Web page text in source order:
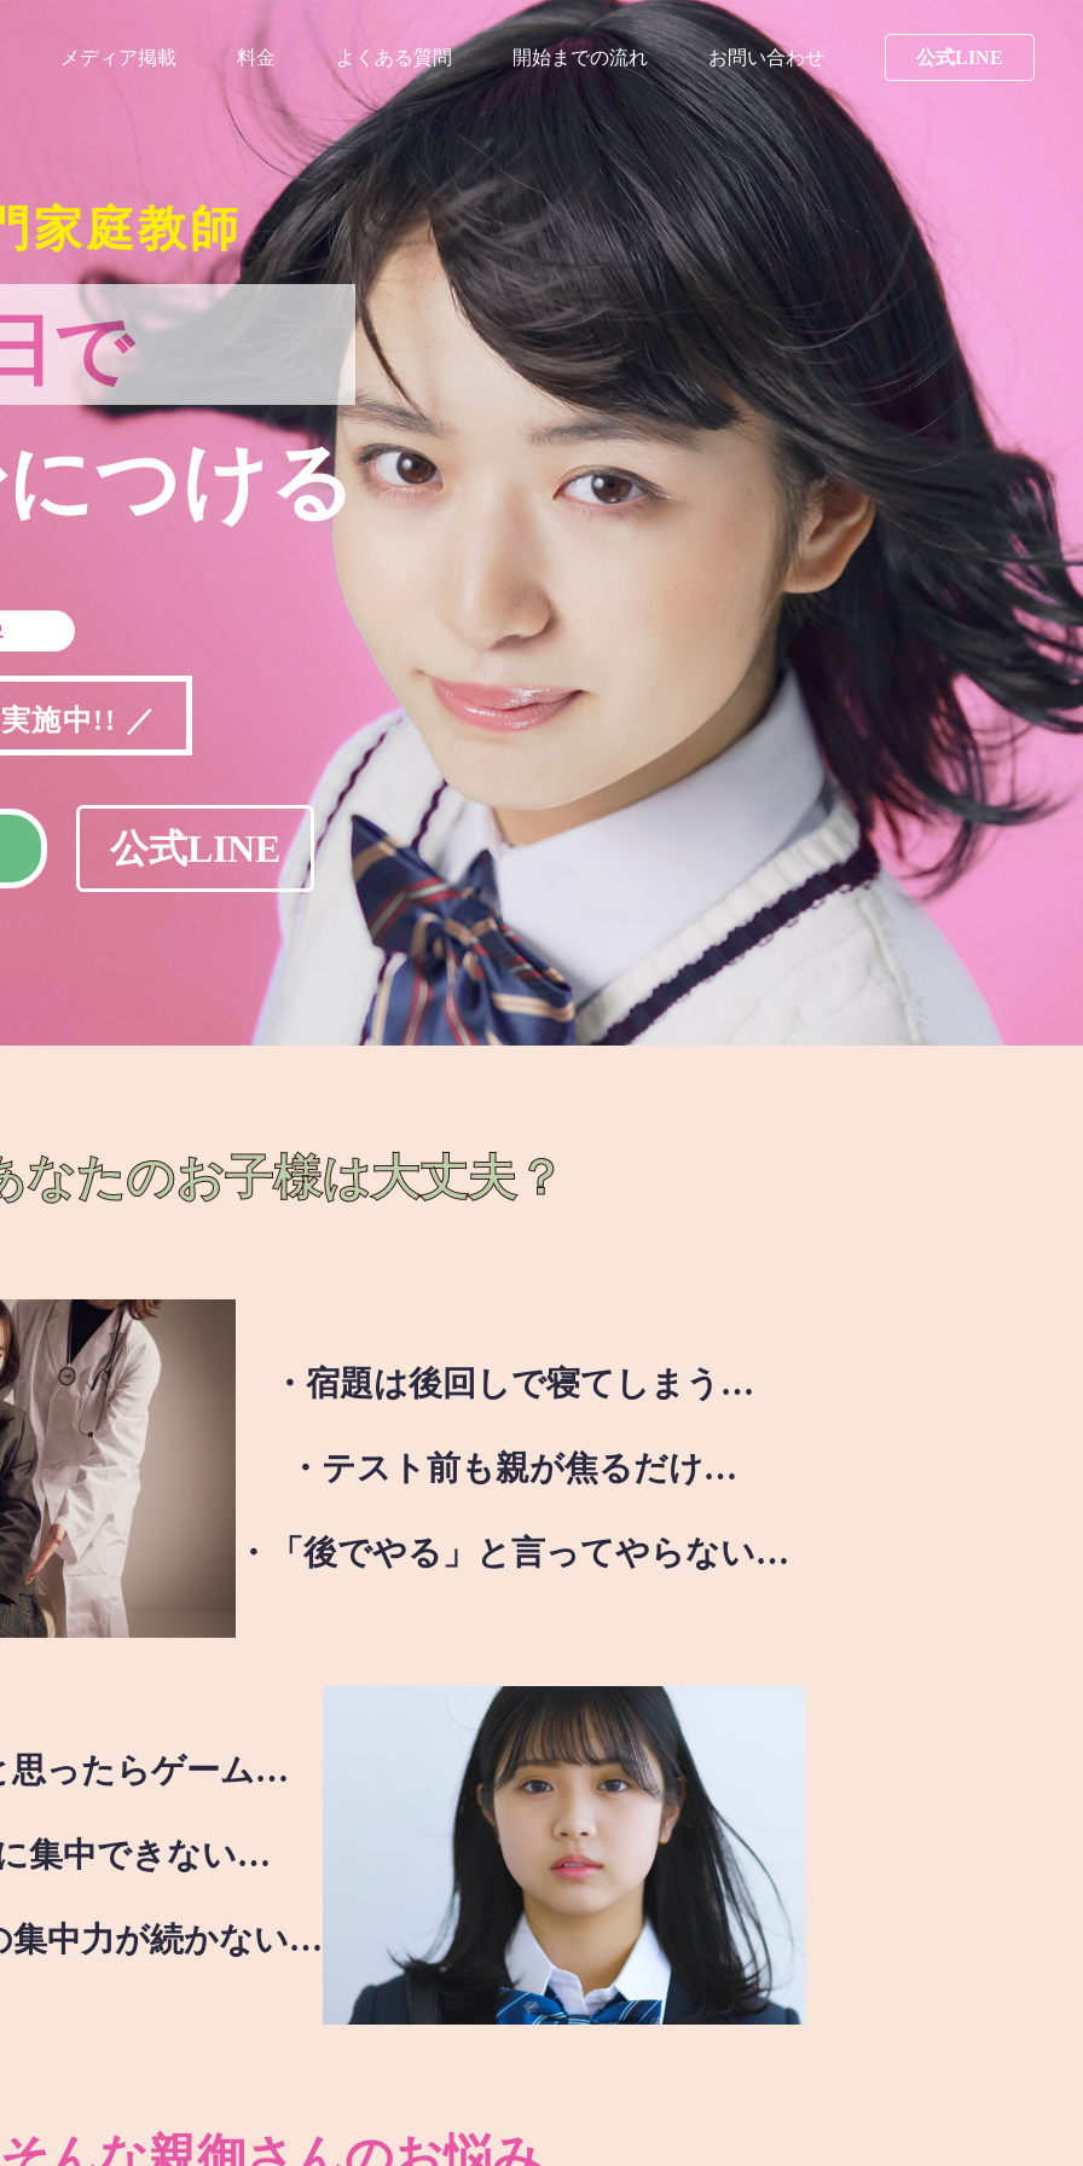
メディア掲載 料金 よくある質問 開始までの流れ お問い合わせ 公式LINE
家庭教師
で
つける
施中!! ／
公式LINE
なたのお子様は大丈夫？
・宿題は後回しで寝てしまう…
・テスト前も親が焦るだけ…
・「後でやる」と言ってやらない…
思ったらゲーム…
集中できない…
集中力が続かない…